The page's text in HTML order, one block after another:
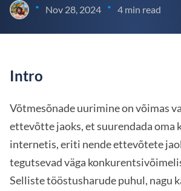
• Nov 28, 2024 • 4 min read
Intro
Võtmesõnade uurimine on võimas
ettevõtte jaoks, et suurendada oma
internetis, eriti nende ettevõtete
tegutsevad väga
Selliste tööstusharude puhul, nagu